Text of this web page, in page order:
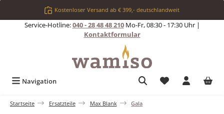
Zum Hauptinhalt springenKostenloser Versand ab € 399,- deutschlandweit
Service-Hotline:040 - 28 48 48 210Mo-Fr, 08:30 - 17:30 Uhr |
Kontaktformular
Navigation Du hast 0
Startseite Ersatzteile Max Blank Gala